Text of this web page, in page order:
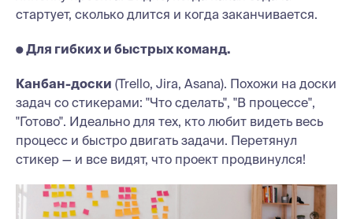
стартует, сколько длится и когда заканчивается.
● Для гибких и быстрых команд.
Канбан-доски (Trello, Jira, Asana). Похожи на доски
задач со стикерами: "Что сделать", "В процессе",
"Готово". Идеально для тех, кто любит видеть весь
процесс и быстро двигать задачи. Перетянул
стикер — и все видят, что проект продвинулся!